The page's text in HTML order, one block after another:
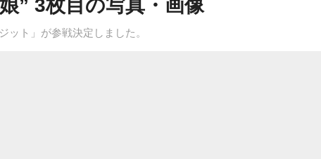
” 3枚目の写真・画像
ット」が参戦決定しました。